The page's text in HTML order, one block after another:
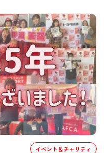
イベント＆チャリティ